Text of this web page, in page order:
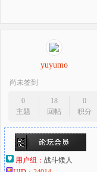
yuyumo
尚未签到
0
主题
18
回帖
0
积分
用户组： 战斗矮人